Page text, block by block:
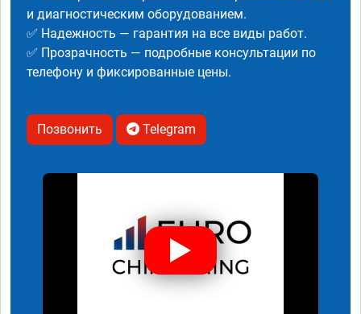
и диагностическим оборудованием.
✅ Надежность — гарантия на все виды работ.
✅ Прозрачность — подробные консультации по
телефону и фиксированные цены.
Позвонить Telegram